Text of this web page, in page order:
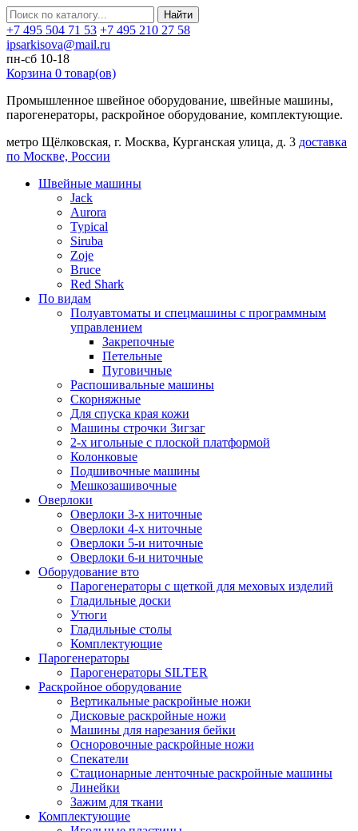
Найти
+7 495 504 71 53 +7 495 210 27 58
ipsarkisova@mail.ru
пн-сб 10-18
Корзина 0 товар(ов)
Промышленное швейное оборудование, швейные машины,
парогенераторы, раскройное оборудование, комплектующие.
метро Щёлковская, г. Москва, Курганская улица, д. 3 доставка
по Москве, России
Швейные машины
Jack
Aurora
Typical
Siruba
Zoje
Bruce
Red Shark
По видам
Полуавтоматы и спецмашины с программным
управлением
Закрепочные
Петельные
Пуговичные
Распошивальные машины
Скорняжные
Для спуска края кожи
Машины строчки Зигзаг
2-х игольные с плоской платформой
Колонковые
Подшивочные машины
Мешкозашивочные
Оверлоки
Оверлоки 3-х ниточные
Оверлоки 4-х ниточные
Оверлоки 5-и ниточные
Оверлоки 6-и ниточные
Оборудование вто
Парогенераторы с щеткой для меховых изделий
Гладильные доски
Утюги
Гладильные столы
Комплектующие
Парогенераторы
Парогенераторы SILTER
Раскройное оборудование
Вертикальные раскройные ножи
Дисковые раскройные ножи
Машины для нарезания бейки
Осноровочные раскройные ножи
Спекатели
Стационарные ленточные раскройные машины
Линейки
Зажим для ткани
Комплектующие